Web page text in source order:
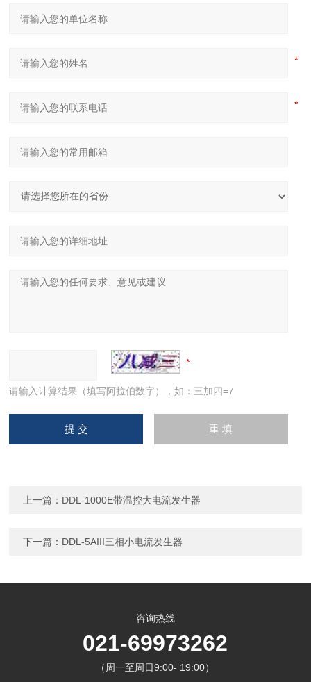
请输入计算结果（填写阿拉伯数字），如：三加四=7
上一篇： DDL-1000E带温控大电流发生器
下一篇： DDL-5AIII三相小电流发生器
咨询热线
021-69973262
（周一至周日9:00- 19:00）